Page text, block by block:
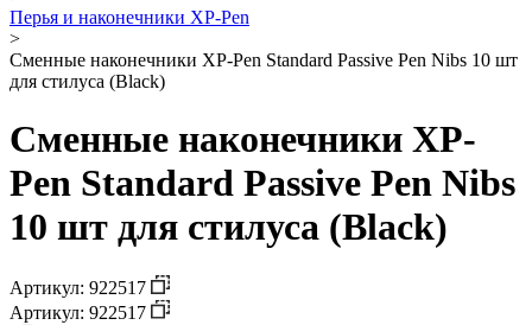
Перья и наконечники XP-Pen
>
Сменные наконечники XP-Pen Standard Passive Pen Nibs 10 шт
для стилуса (Black)
Сменные наконечники XP-
Pen Standard Passive Pen Nibs
10 шт для стилуса (Black)
Артикул: 922517
Артикул: 922517